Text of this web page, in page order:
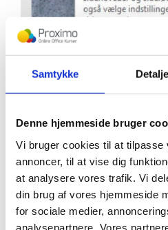
Samtykke
Denne hjemmeside bruger
Vi bruger cookies til at tilpasse
annoncer, til at vise dig
at analysere vores trafik. Vi
din brug af vores hjemmeside
for sociale medier,
analysepartnere. Vores
Eksempel:
Hvis du vil have dit logo med på
Sådan gør du:
Klik påIndsætog vælg
Find dit logo eller vælg en
eksempel et æble).
Træk logoet til den
Når du er færdig med at tilpasse